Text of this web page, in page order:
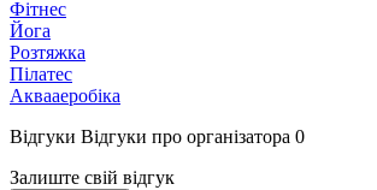
Фітнес
Йога
Розтяжка
Пілатес
Аквааеробіка
Відгуки Відгуки про організатора 0
Залиште свій відгук